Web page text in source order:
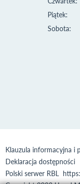
Piątek:
Sobota:
Klauzula informacyjna i
Deklaracja dostępności
Polski serwer RBL